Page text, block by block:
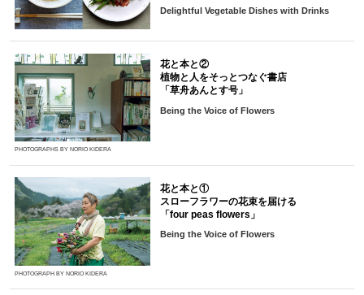
Delightful Vegetable Dishes with Drinks
PHOTOGRAPHS BY NORIO KIDERA
花と本と②
植物と人をそっとつなぐ書店
「草舟あんとす号」
Being the Voice of Flowers
PHOTOGRAPH BY NORIO KIDERA
花と本と①
スローフラワーの花束を届ける
「four peas flowers」
Being the Voice of Flowers